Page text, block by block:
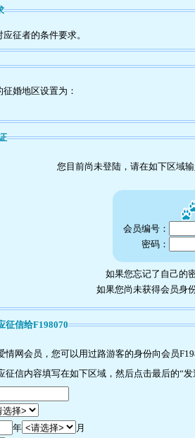
征者的条件要求。
婚地区设置为：
您目前尚未登陆，请在如下区域
会员编号：
密码：
如果您忘记了自己的
如果您尚未获得会员身
征信给F198070
情网会员，您可以用过路游客的身份向会员
征信内容填写在如下区域，然后点击最后的“
年
月